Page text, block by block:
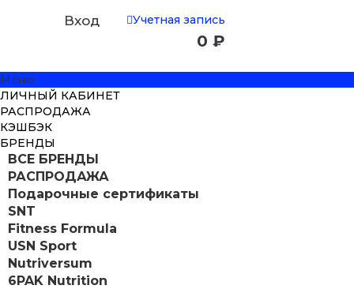
Вход Учетная запись
0 ₽
Меню
ЛИЧНЫЙ КАБИНЕТ
РАСПРОДАЖА
КЭШБЭК
БРЕНДЫ
ВСЕ БРЕНДЫ
РАСПРОДАЖА
Подарочные сертификаты
SNT
Fitness Formula
USN Sport
Nutriversum
6PAK Nutrition